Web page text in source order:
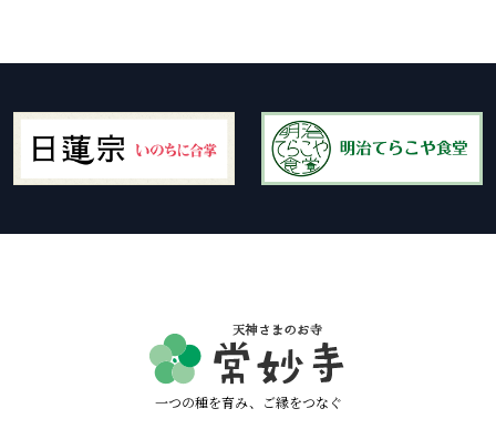
一つの種を育み、ご縁をつなぐ